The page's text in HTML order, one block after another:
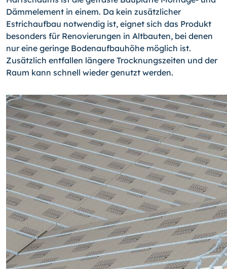
Dämmelement in einem. Da kein zusätzlicher
Estrichaufbau notwendig ist, eignet sich das Produkt
besonders für Renovierungen in Altbauten, bei denen
nur eine geringe Bodenaufbauhöhe möglich ist.
Zusätzlich entfallen längere Trocknungszeiten und der
Raum kann schnell wieder genutzt werden.